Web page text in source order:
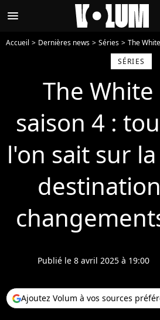
menu
Accueil Dernières news Séries
The White Lotus saison
SÉRIES
The
saison 4 :
l'on sait sur
Publié le 8 avril 2025 à 19:00
Ajoutez Volum à vos sources